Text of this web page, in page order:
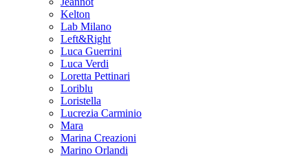
Kelton
Lab Milano
Left&Right
Luca Guerrini
Luca Verdi
Loretta Pettinari
Loriblu
Loristella
Lucrezia Carminio
Mara
Marina Creazioni
Marino Orlandi